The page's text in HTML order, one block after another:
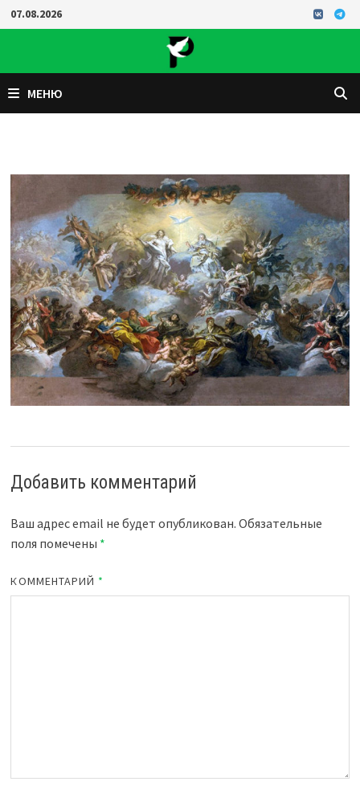
Перейти
к
07.08.2026
МЕНЮ
Добавить комментарий
Ваш адрес email не будет опубликован. Обязательные
поля помечены *
КОММЕНТАРИЙ *